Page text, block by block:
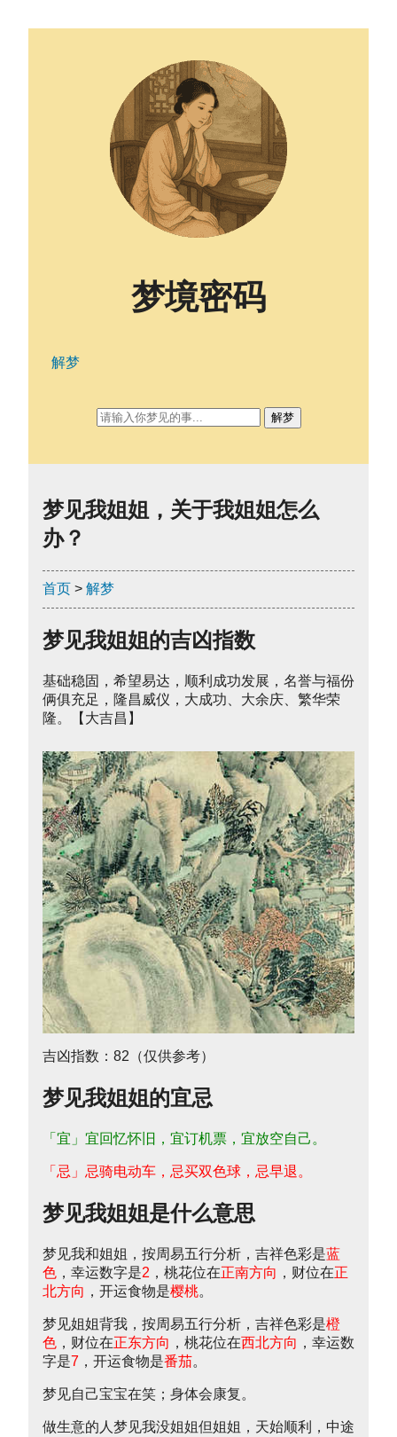
梦见我姐姐，关于我姐姐怎么
办？
首页 > 解梦
梦见我姐姐的吉凶指数
基础稳固，希望易达，顺利成功发展，名誉与福份
俩俱充足，隆昌威仪，大成功、大余庆、繁华荣
隆。【大吉昌】
吉凶指数：82（仅供参考）
梦见我姐姐的宜忌
「宜」宜回忆怀旧，宜订机票，宜放空自己。
「忌」忌骑电动车，忌买双色球，忌早退。
梦见我姐姐是什么意思
梦见我和姐姐，按周易五行分析，吉祥色彩是蓝
色 ，幸运数字是2 ，桃花位在正南方向 ，财位在正
北方向 ，开运食物是樱桃。
梦见姐姐背我，按周易五行分析，吉祥色彩是橙
色 ，财位在正东方向 ，桃花位在西北方向 ，幸运数
字是7 ，开运食物是番茄。
梦见自己宝宝在笑；身体会康复。
做生意的人梦见我没姐姐但姐姐，天始顺利，中途
梦境密码
解梦
解梦